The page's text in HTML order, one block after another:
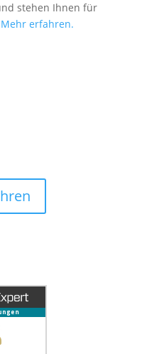
stehen Ihnen für
Mehr erfahren.